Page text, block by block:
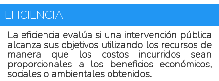
EFICIENCIA
La eficiencia evalúa si una intervención pública
alcanza sus objetivos utilizando los recursos de
manera que los costos incurridos sean
proporcionales a los beneficios económicos,
sociales o ambientales obtenidos.